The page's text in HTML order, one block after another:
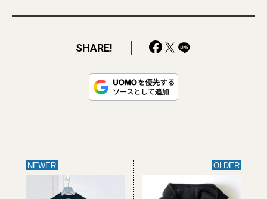
SHARE!
NEWER OLDER